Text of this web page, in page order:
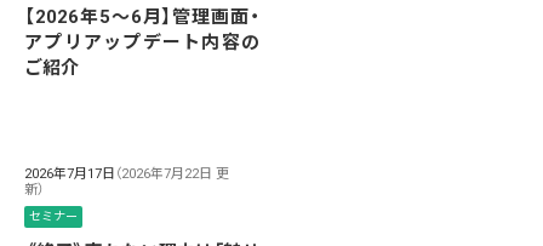
【2026年5～6月】管理画面・
アプリアップデート内容の
ご紹介
2026年7月17日 （2026年7月22日 更
新）
セミナー